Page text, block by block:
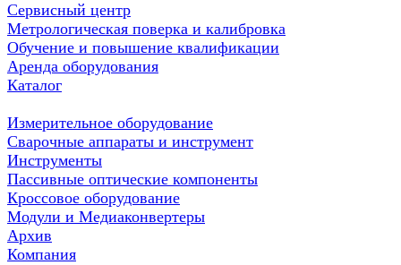
Сервисный центр
Метрологическая поверка и калибровка
Обучение и повышение квалификации
Аренда оборудования
Каталог
Измерительное оборудование
Сварочные аппараты и инструмент
Инструменты
Пассивные оптические компоненты
Кроссовое оборудование
Модули и Медиаконвертеры
Архив
Компания